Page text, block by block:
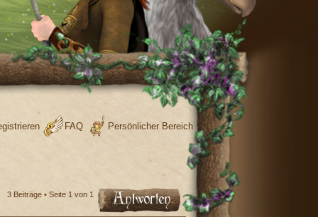
Persönlicher Bereich
FAQ
3 Beiträge • Seite 1 von 1